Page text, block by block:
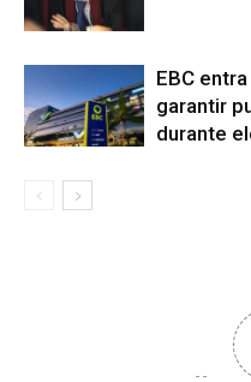
EBC
garantir
durante